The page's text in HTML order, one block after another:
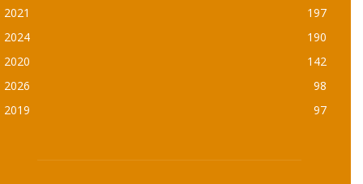
2021
197
2024
190
2020
142
2026
98
2019
97